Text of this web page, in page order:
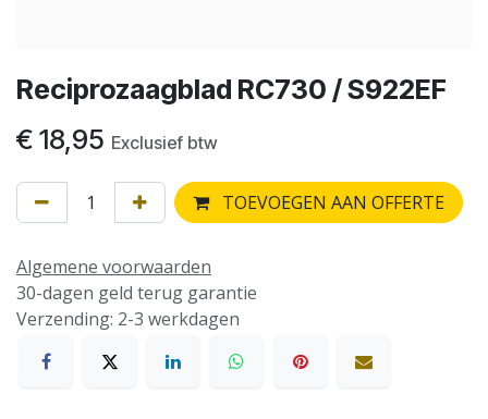
Reciprozaagblad RC730 / S922EF
€ 18,95 Exclusief btw
TOEVOEGEN AAN OFFERTE
Algemene voorwaarden
30-dagen geld terug garantie
Verzending: 2-3 werkdagen